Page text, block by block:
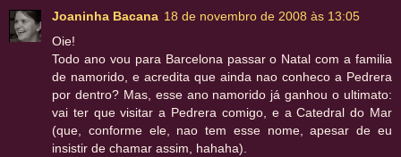
Joaninha Bacana 18 de novembro de 2008 às 13:05
Oie!
Todo ano vou para Barcelona passar o Natal com a familia
de namorido, e acredita que ainda nao conheco a Pedrera
por dentro? Mas, esse ano namorido já ganhou o ultimato:
vai ter que visitar a Pedrera comigo, e a Catedral do Mar
(que, conforme ele, nao tem esse nome, apesar de eu
insistir de chamar assim, hahaha).